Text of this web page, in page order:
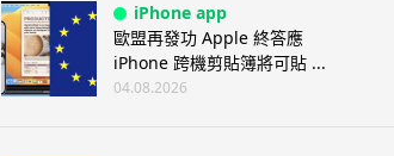
iPhone app
歐盟再發功 Apple 終答應
iPhone 跨機剪貼簿將可貼 ...
04.08.2026